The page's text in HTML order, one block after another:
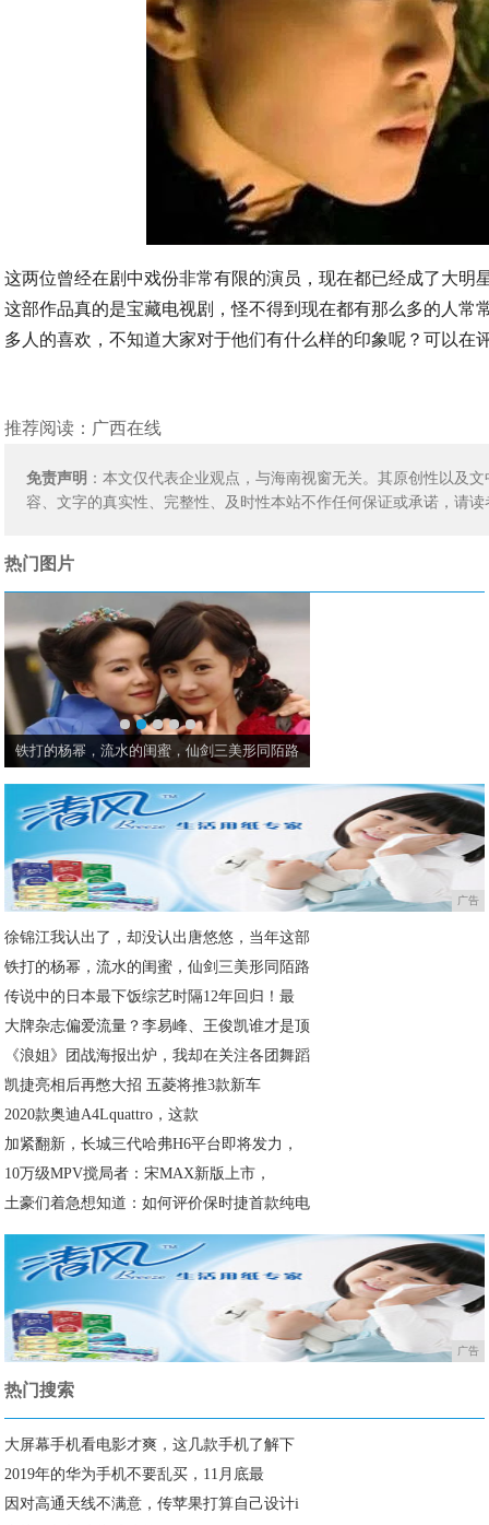
这两位曾经在剧中戏份非常有限的演员，现在都已经成了大
这部作品真的是宝藏电视剧，怪不得到现在都有那么多的人
多人的喜欢，不知道大家对于他们有什么样的印象呢？可以在
推荐阅读： 广西在线
免责声明 ：本文仅代表企业观点，与海南视窗无关。其原创性以及
容、文字的真实性、完整性、及时性本站不作任何保证或承诺，请
热门图片
传说中的日本最下饭综艺时隔12年回归！最
广告
徐锦江我认出了，却没认出唐悠悠，当年这部
铁打的杨幂，流水的闺蜜，仙剑三美形同陌路
传说中的日本最下饭综艺时隔12年回归！最
大牌杂志偏爱流量？李易峰、王俊凯谁才是顶
《浪姐》团战海报出炉，我却在关注各团舞蹈
凯捷亮相后再憋大招 五菱将推3款新车
2020款奥迪A4Lquattro，这款
加紧翻新，长城三代哈弗H6平台即将发力，
10万级MPV搅局者：宋MAX新版上市，
土豪们着急想知道：如何评价保时捷首款纯电
广告
热门搜索
大屏幕手机看电影才爽，这几款手机了解下
2019年的华为手机不要乱买，11月底最
因对高通天线不满意，传苹果打算自己设计i